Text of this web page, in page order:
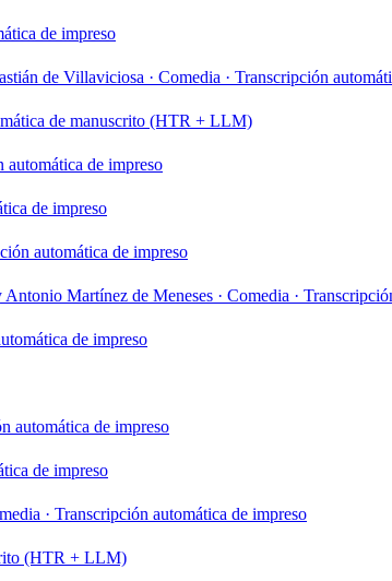
de impreso
de Villaviciosa · Comedia · Transcripción
de manuscrito (HTR + LLM)
automática de impreso
de impreso
automática de impreso
Martínez de Meneses · Comedia ·
de impreso
automática de impreso
de impreso
· Transcripción automática de impreso
(HTR + LLM)